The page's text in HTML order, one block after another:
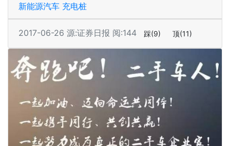
新能源汽车 充电桩
2017-06-26 源:证券日报 阅:144 踩(9) 顶(11)